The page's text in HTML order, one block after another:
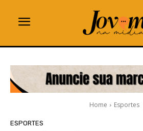
Home Esportes
ESPORTES